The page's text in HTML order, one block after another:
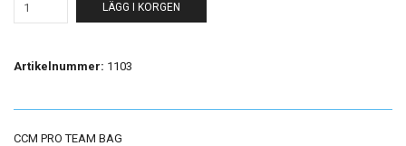
LÄGG I KORGEN
Artikelnummer: 1103
CCM PRO TEAM BAG